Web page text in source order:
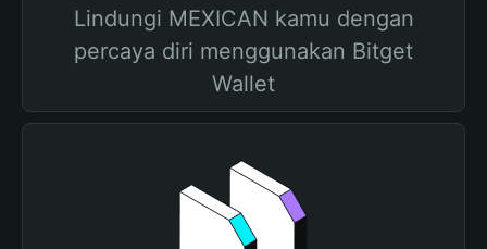
Lindungi MEXICAN kamu dengan
percaya diri menggunakan Bitget
Wallet